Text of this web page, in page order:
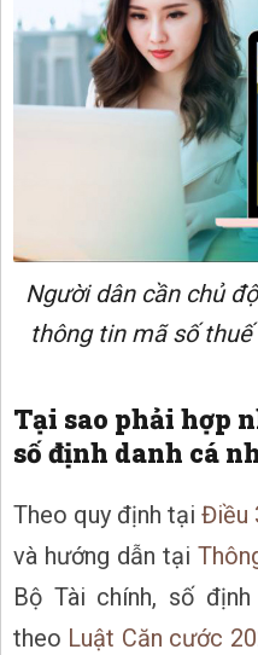
Người dân cần chủ
thông tin mã số
Tại sao phải hợp
số định danh cá
Theo quy định tại Điều
và hướng dẫn tại
Bộ Tài chính, số
theo Luật Căn cước